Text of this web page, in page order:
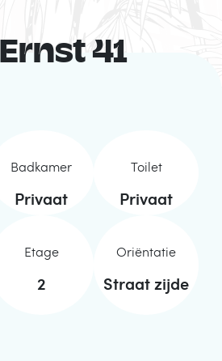
41
Badkamer
Privaat
Toilet
Privaat
Etage
2
Oriëntatie
Straat zijde